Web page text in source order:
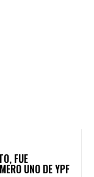
FUE
UNO DE YPF